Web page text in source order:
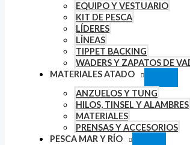
EQUIPO Y VESTUARIO
KIT DE PESCA
LÍDERES
LÍNEAS
TIPPET BACKING
WADERS Y ZAPATOS DE
MATERIALES ATADO
ANZUELOS Y TUNG
HILOS, TINSEL Y ALAMBRES
MATERIALES
PRENSAS Y ACCESORIOS
PESCA MAR Y RÍO